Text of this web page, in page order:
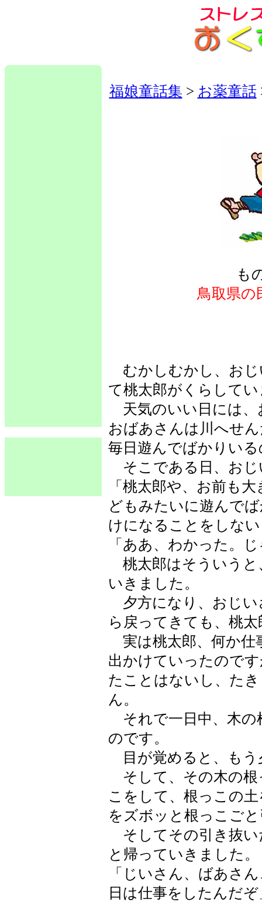
福娘童話集 > お薬童話
も
鳥取県の
むかしむかし、おじ
て桃太郎がくらして
天気のいい日には、
おばあさんは川へせ
毎日遊んでばかりい
そこである日、おじ
「桃太郎や、お前も
どもみたいに遊んで
けになることをしな
「ああ、わかった。
桃太郎はそういうと
いきました。
夕方になり、おじい
ら戻ってきても、桃
実は桃太郎、何か仕
出かけていったので
たことはないし、た
ん。
それで一日中、木の
のです。
目が覚めると、もう
そして、その木の根
こをして、根っこの
をズボッと根っこご
そしてその引き抜い
と帰っていきました。
「じいさん、ばあさ
日は仕事をしたんだぞ